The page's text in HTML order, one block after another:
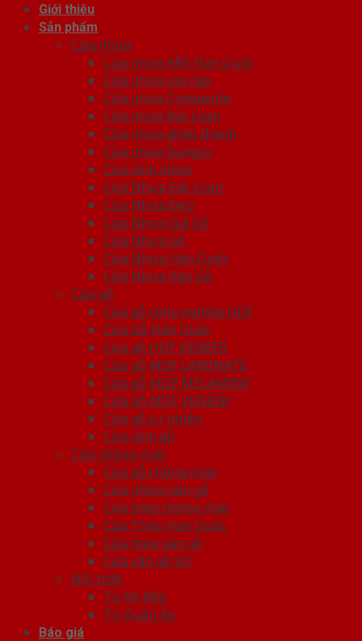
Giới thiệu
Sản phẩm
Cửa nhựa
Cửa nhựa ABS Hàn Quốc
Cửa nhựa cao cấp
Cửa nhựa Composite
Cửa nhựa Đài Loan
Cửa nhựa ghép thanh
Cửa nhựa Sungyu
Cửa vòm nhựa
Cửa Nhựa Đài Loan
Cửa Nhựa Đẹp
Cửa Nhựa Giả Gỗ
Cửa Nhựa Gỗ
Cửa Nhựa Hàn Quốc
Cửa Nhựa Vân Gỗ
Cửa gỗ
Cửa gỗ công nghiệp HDF
Cửa Gỗ Hàn Quốc
Cửa gỗ HDF VENEER
Cửa gỗ MDF LAMINATE
Cửa gỗ MDF MELAMINE
Cửa gỗ MDF VENEER
Cửa gỗ tự nhiên
Cửa vòm gỗ
Cửa chống cháy
Cửa gỗ chống cháy
Cửa nhôm vân gỗ
Cửa thép chống cháy
Cửa Thép Hàn Quốc
Cửa thép vân gỗ
Cửa vân gỗ 5D
Nội thất
Tủ Kệ Bếp
Tủ Quần Áo
Báo giá